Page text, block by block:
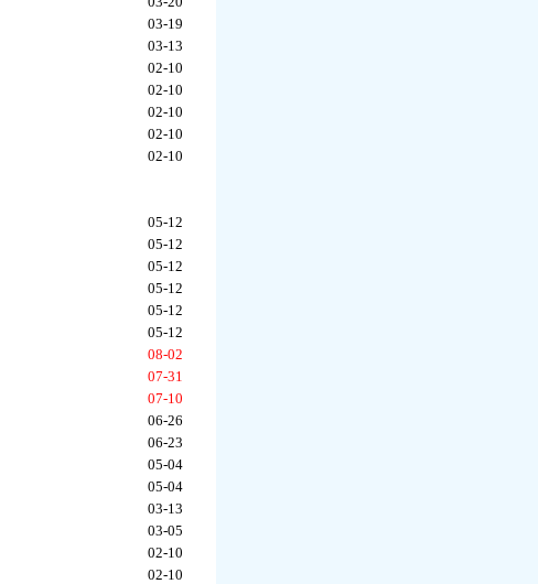
03-19
03-13
02-10
02-10
02-10
02-10
02-10
05-12
05-12
05-12
05-12
05-12
05-12
08-02
07-31
07-10
06-26
06-23
05-04
05-04
03-13
03-05
02-10
02-10